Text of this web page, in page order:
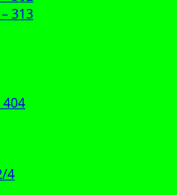
313
404
4